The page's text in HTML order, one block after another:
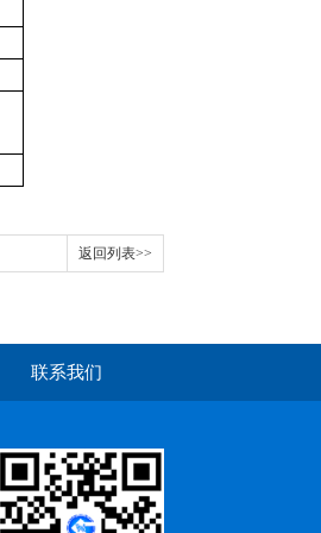
返回列表>>
联系我们